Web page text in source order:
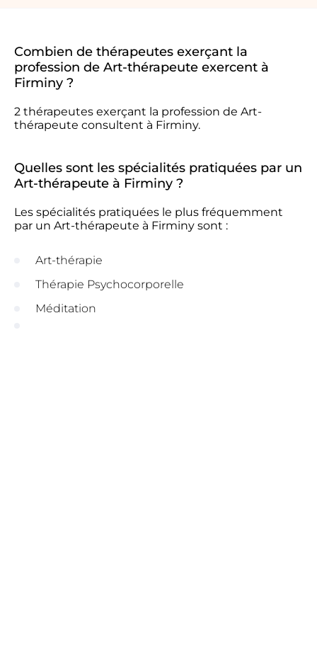
Combien de thérapeutes exerçant la
profession de Art-thérapeute exercent à
Firminy ?
2 thérapeutes exerçant la profession de Art-
thérapeute consultent à Firminy.
Quelles sont les spécialités pratiquées par un
Art-thérapeute à Firminy ?
Les spécialités pratiquées le plus fréquemment
par un Art-thérapeute à Firminy sont :
Art-thérapie
Thérapie Psychocorporelle
Méditation